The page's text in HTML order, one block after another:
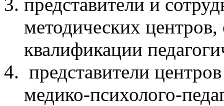
методических
квалификации
представители
медико-психолого-